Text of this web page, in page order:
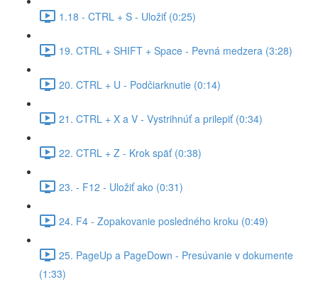
1.18 - CTRL + S - Uložiť (0:25)
19. CTRL + SHIFT + Space - Pevná medzera (3:28)
20. CTRL + U - Podčiarknutie (0:14)
21. CTRL + X a V - Vystrihnúť a prilepiť (0:34)
22. CTRL + Z - Krok späť (0:38)
23. - F12 - Uložiť ako (0:31)
24. F4 - Zopakovanie posledného kroku (0:49)
25. PageUp a PageDown - Presúvanie v dokumente
(1:33)